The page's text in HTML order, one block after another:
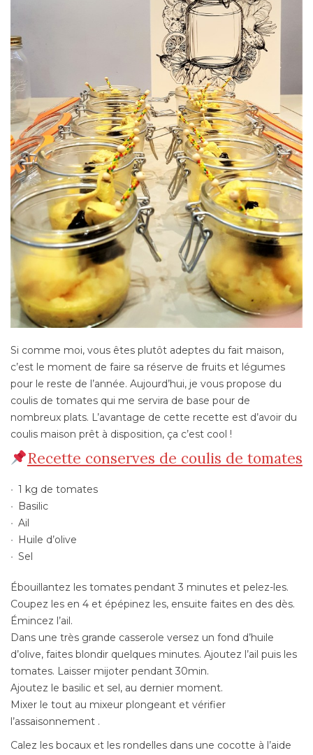
Si comme moi, vous êtes plutôt adeptes du fait maison,
c’est le moment de faire sa réserve de fruits et légumes
pour le reste de l’année. Aujourd’hui, je vous propose du
coulis de tomates qui me servira de base pour de
nombreux plats. L’avantage de cette recette est d’avoir du
coulis maison prêt à disposition, ça c’est cool !
Recette conserves de coulis de tomates
1 kg de tomates
Basilic
Ail
Huile d’olive
Sel
Ébouillantez les tomates pendant 3 minutes et pelez-les.
Coupez les en 4 et épépinez les, ensuite faites en des dès.
Émincez l’ail.
Dans une très grande casserole versez un fond d’huile
d’olive, faites blondir quelques minutes. Ajoutez l’ail puis les
tomates. Laisser mijoter pendant 30min.
Ajoutez le basilic et sel, au dernier moment.
Mixer le tout au mixeur plongeant et vérifier
l’assaisonnement .
Calez les bocaux et les rondelles dans une cocotte à l’aide